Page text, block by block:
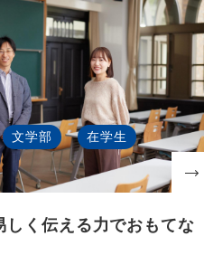
文学部
在学生
しく伝える力でおもてな